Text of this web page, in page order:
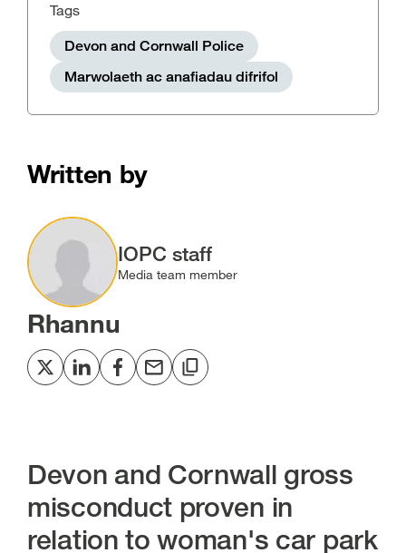
Tags
Devon and Cornwall Police
Marwolaeth ac anafiadau difrifol
Written by
Image
IOPC staff
Media team member
Rhannu
Share
in
new
window]
Share
in
new
window]
Share
in
new
window]
Share
in
new
window]
Copy
in
new
window]
Devon and Cornwall gross
misconduct proven in
relation to woman's car park